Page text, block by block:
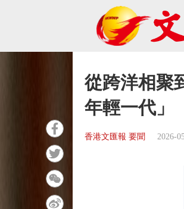
從跨洋相聚
年輕一代」
香港文匯報 要聞 2026-